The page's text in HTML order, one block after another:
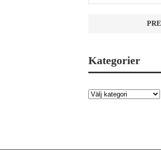
Kategorier